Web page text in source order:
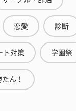
恋愛 診断
ト対策 学園祭
ん！